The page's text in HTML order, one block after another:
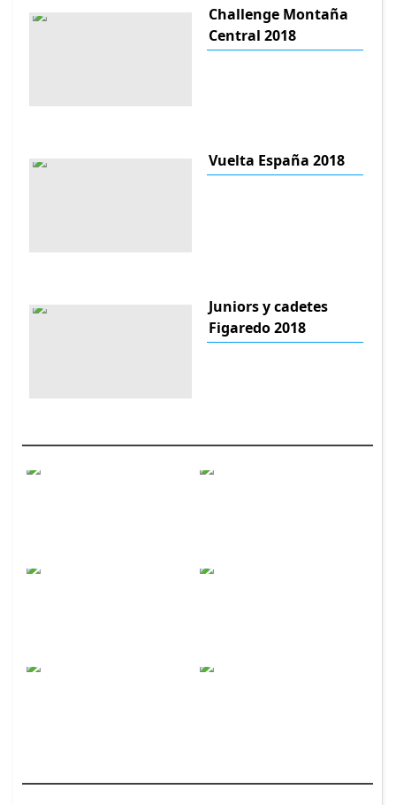
Challenge Montaña
Central 2018
Vuelta España 2018
Juniors y cadetes
Figaredo 2018